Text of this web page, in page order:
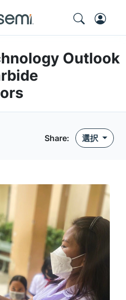
Outlook
Share: 選択